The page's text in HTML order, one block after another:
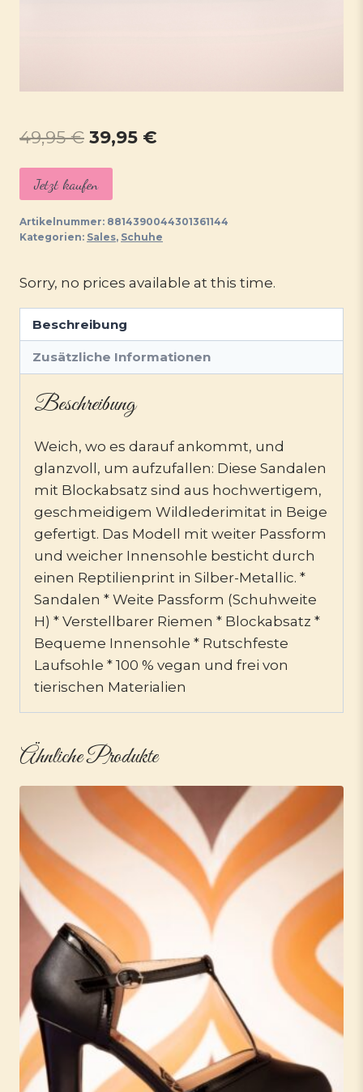
49,95€ Ursprünglicher
Preis
war:
49,95 €
39,95 €
39,95 €.
Jetzt kaufen
Artikelnummer: 8814390044301361144
Kategorien: Sales, Schuhe
Sorry, no prices available at this time.
Beschreibung
Zusätzliche Informationen
Beschreibung
Weich, wo es darauf ankommt, und
glanzvoll, um aufzufallen: Diese Sandalen
mit Blockabsatz sind aus hochwertigem,
geschmeidigem Wildlederimitat in Beige
gefertigt. Das Modell mit weiter Passform
und weicher Innensohle besticht durch
einen Reptilienprint in Silber-Metallic. *
Sandalen * Weite Passform (Schuhweite
H) * Verstellbarer Riemen * Blockabsatz *
Bequeme Innensohle * Rutschfeste
Laufsohle * 100 % vegan und frei von
tierischen Materialien
Ähnliche Produkte